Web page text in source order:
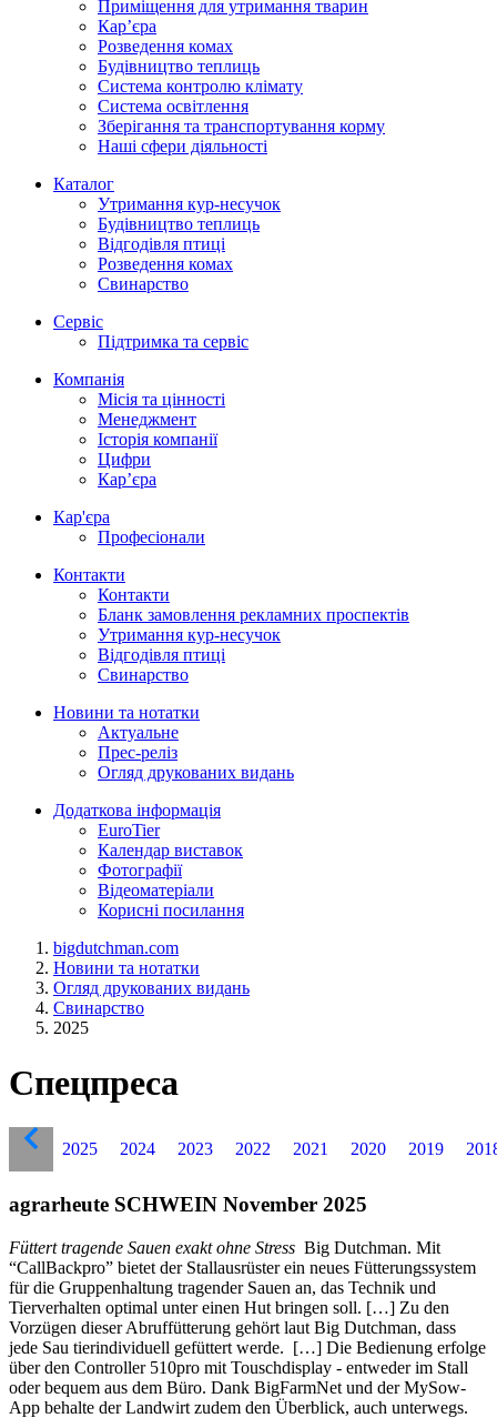
Приміщення для утримання тварин
Кар’єра
Розведення комах
Будівництво теплиць
Система контролю клімату
Система освітлення
Зберігання та транспортування корму
Наші сфери діяльності
Каталог
Утримання кур-несучок
Будівництво теплиць
Відгодівля птиці
Розведення комах
Свинарство
Сервіс
Підтримка та сервіс
Компанія
Місія та цінності
Менеджмент
Історія компанії
Цифри
Кар’єра
Кар'єра
Професіонали
Контакти
Контакти
Бланк замовлення рекламних проспектів
Утримання кур-несучок
Відгодівля птиці
Свинарство
Новини та нотатки
Актуальне
Прес-реліз
Огляд друкованих видань
Додаткова інформація
EuroTier
Календар виставок
Фотографії
Відеоматеріали
Корисні посилання
bigdutchman.com
Новини та нотатки
Огляд друкованих видань
Свинарство
2025
Спецпреса
2025 2024 2023 2022 2021 2020 2019
agrarheute SCHWEIN November 2025
Füttert tragende Sauen exakt ohne Stress Big Dutchman. Mit
“CallBackpro” bietet der Stallausrüster ein neues Fütterungssystem
für die Gruppenhaltung tragender Sauen an, das Technik und
Tierverhalten optimal unter einen Hut bringen soll. […] Zu den
Vorzügen dieser Abruffütterung gehört laut Big Dutchman, dass
jede Sau tierindividuell gefüttert werde. […] Die Bedienung erfolge
über den Controller 510pro mit Touschdisplay - entweder im Stall
oder bequem aus dem Büro. Dank BigFarmNet und der MySow-
App behalte der Landwirt zudem den Überblick, auch unterwegs.